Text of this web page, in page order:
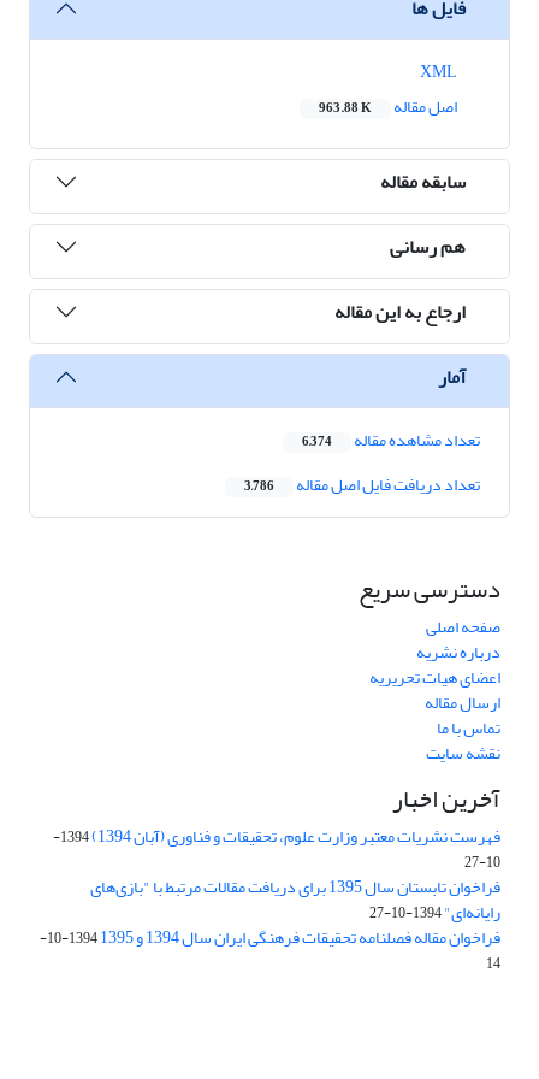
فایل ها
اصل مقاله
963.88 K
سابقه مقاله
هم رسانی
ارجاع به این مقاله
آمار
تعداد مشاهده مقاله 6,374
تعداد دریافت فایل اصل مقاله 3,786
دسترسی سریع
صفحه اصلی
درباره نشریه
اعضای هیات تحریریه
ارسال مقاله
تماس با ما
نقشه سایت
آخرین اخبار
فهرست نشریات معتبر وزارت علوم، تحقیقات و فناوری (آبان 1394)
1394-
10-27
فراخوان تابستان سال 1395 برای دریافت مقالات مرتبط با "بازی‌های
رایانه‌ای"1394-10-27
فراخوان مقاله فصلنامه تحقیقات فرهنگی ایران سال 1394 و 1395
1394-10-
14